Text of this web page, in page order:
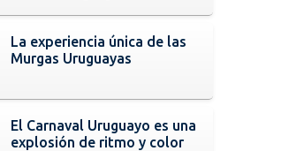
La experiencia única de las
Murgas Uruguayas
El Carnaval Uruguayo es una
explosión de ritmo y color